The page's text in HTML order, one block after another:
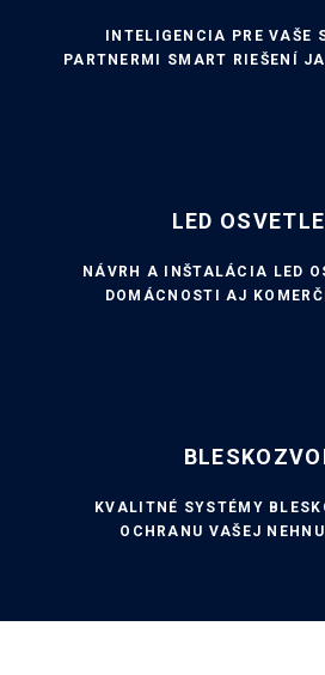
INTELIGENCIA PRE VAŠE
PARTNERMI SMART RIEŠENÍ
LED
NÁVRH A INŠTALÁCIA LED
DOMÁCNOSTI AJ
KVALITNÉ SYSTÉMY
OCHRANU VAŠEJ